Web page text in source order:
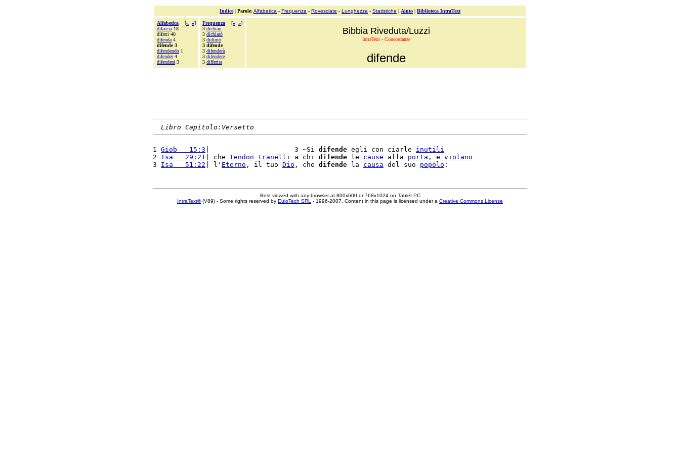
Indice| Parole: Alfabetica - Frequenza - Rovesciate - Lunghezza - Statistiche | Aiuto | Biblioteca IntraText
Alfabetica [« »]
difaccia 18
difatti 40
difenda 4
difende 3
difendendo 1
difender4
difenderà 3
Frequenza [« »]
3 dichiari
3 dichiarò
3 didimo
3 difende
3 difenderà
3 difendere
3 differita
Bibbia Riveduta/Luzzi
IntraText - Concordanze
difende
Libro Capitolo:Versetto
1 Giob   15:3 |                     3 ~Si difende egli con ciarle inutili
2 Isa   29:21 | che tendon tranelli a chi difende le cause alla porta , e violano
3 Isa   51:22 | l' Eterno , il tuo Dio , che difende la causa del suo popolo
Best viewed with any browser at 800x600 or 768x1024 on Tablet PC
IntraText®(V89) - Some rights reserved by EuloTech SRL - 1996-2007. Content in this page is licensed under a Creative Commons License